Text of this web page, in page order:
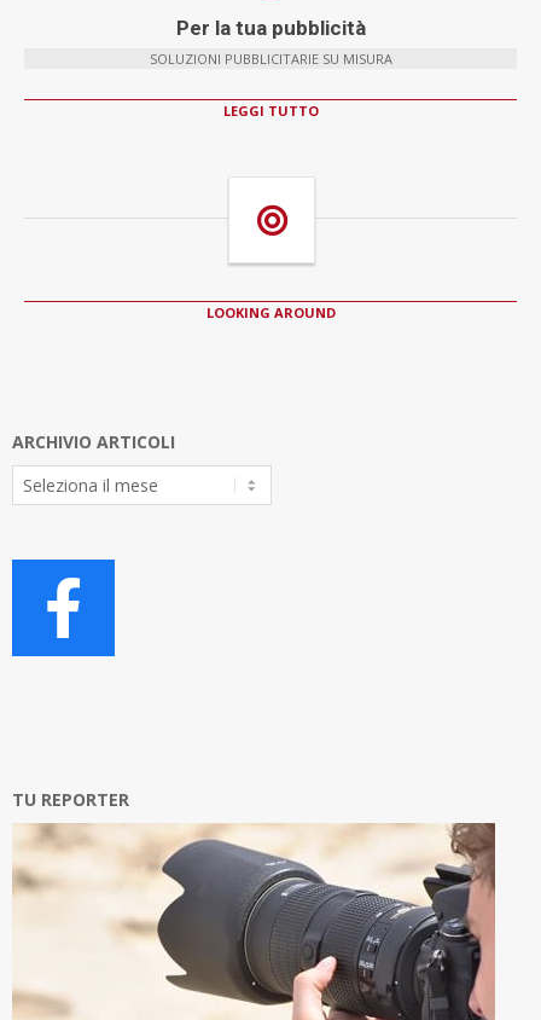
Per la tua pubblicità
SOLUZIONI PUBBLICITARIE SU MISURA
LEGGI TUTTO
LOOKING AROUND
ARCHIVIO ARTICOLI
Archivio
Articoli
TU REPORTER